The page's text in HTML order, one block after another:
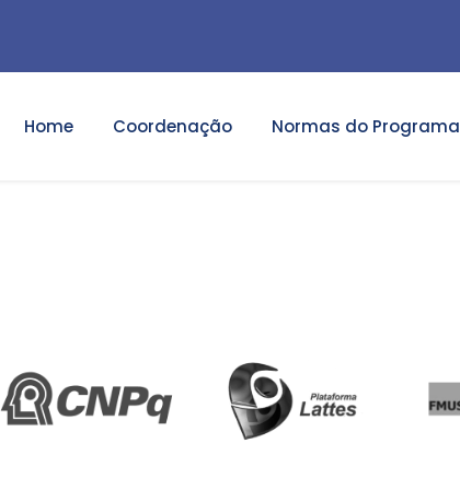
Home Coordenação Normas do Programa